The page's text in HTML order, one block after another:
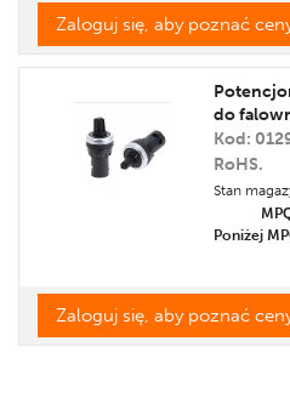
Zaloguj się, aby poznać
do
Kod:
RoHS.
Stan
Poniżej
Zaloguj się, aby poznać